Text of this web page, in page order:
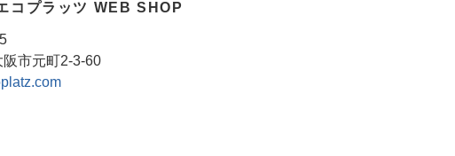
コプラッツ WEB SHOP
市元町2-3-60